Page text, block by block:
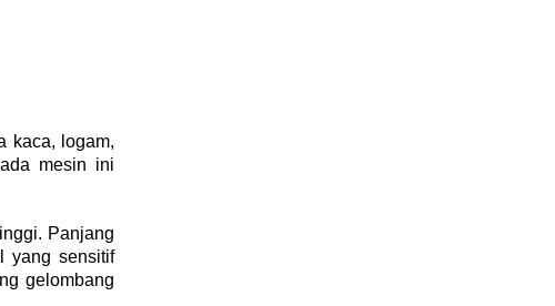
kaca, logam,
mesin ini
Panjang
yang sensitif
gelombang